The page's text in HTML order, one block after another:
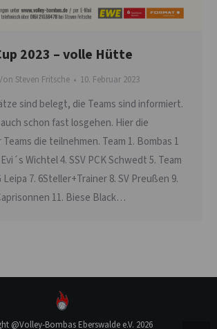
2023 – volle Hütte
Steven Fritsche 10. Februar 2023
sind belegt, die Teams sind informiert.
schon fast losgehen. Hier die
die teilnehmen. Team 1. Bombas 1
Wichtel 4. SSV PCK Schwedt 5. Team
Leipa 7. 6Steller+Trainer 8. SV Preußen 9.
11. Biese Black…
@Volley-Bombas Eberswalde e.V. 2026